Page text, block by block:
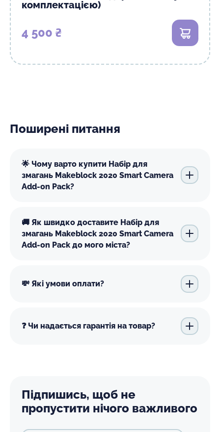
комплектацією)
4 500 ₴ В кошик
Поширені питання
🌟 Чому варто купити Набір для
змагань Makeblock 2020 Smart Camera
Add-on Pack?
🚚 Як швидко доставите Набір для
змагань Makeblock 2020 Smart Camera
Add-on Pack до мого міста?
💸 Які умови оплати?
❓ Чи надається гарантія на товар?
Підпишись, щоб не
пропустити нічого важливого